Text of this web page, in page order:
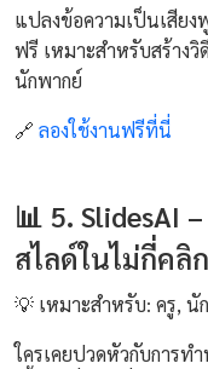
แปลงข้อความเป็นเสียง
ฟรี เหมาะสำหรับสร้างวิ
นักพากย์
🔗 ลองใช้งานฟรีที่นี่
📊 5. SlidesAI
สไลด์ในไม่กี่คลิก
💡 เหมาะสำหรับ: ครู,
ใครเคยปวดหัวกับการท